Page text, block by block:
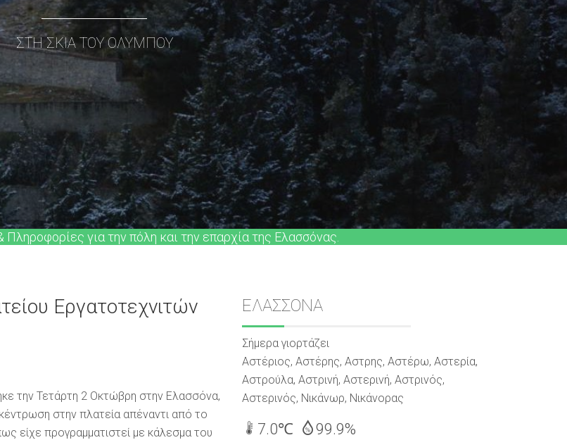
ΣΤΗ ΣΚΙΑ ΤΟΥ ΟΛΥΜΠΟΥ
Πληροφορίες για την πόλη και την επαρχία της Ελασσόνας.
Εργατοτεχνιτών
την Τετάρτη 2 Οκτώβρη στην Ελασσόνα,
στην πλατεία απέναντι από το
είχε προγραμματιστεί με κάλεσμα του
Sidebar
ΕΛΑΣΣΟΝΑ
Σήμερα γιορτάζει
Αστέριος, Αστέρης, Αστρης, Αστέρω, Αστερία,
Αστρούλα, Αστρινή, Αστερινή, Αστρινός,
Αστερινός, Νικάνωρ, Νικάνορας
7.0℃ 99.9%